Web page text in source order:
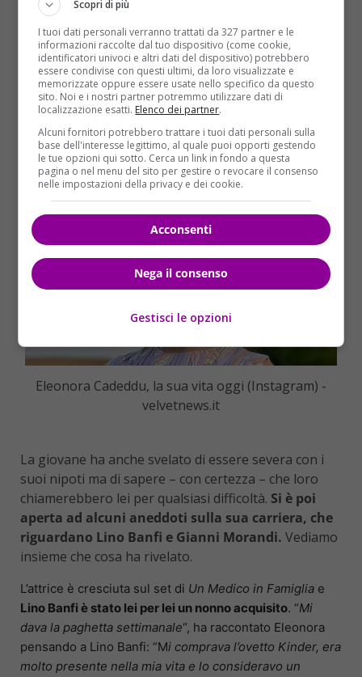
Oggi la Cadeddu ha 27 anni e il suo lavoro
continua ad essere fare l’attrice, insieme ad
insegnare recitazione nelle scuole.Oltre alla sua
attività professionale, frequenta la Facoltà di Lingue
presso l’Università di Roma e ha ben sei nipoti a cui è
molto affezionata. Annuccia, per lei, è “una vecchia
amica” a cui le piacerebbe fare una telefonata, come
ha raccontato lei stessa nel corso di un’intervista
rilasciata per FanPage.
Eleonora Cadeddu, la sua vita oggi (Instagram) -
velvetnews.it
La giovane ha anche svelato di essere severa con i
suoi nipoti ma di sapere – con certezza – che loro
chiamerebbero lei per qualsiasi difficoltà. Si è poi
aperta ad alcuni aneddoti sulla sua carriera, che
riguardano Lino Banfi e Gianni Morandi. Vediamo
insieme che cosa ha rivelato.
L’attrice è cresciuta sul set di Un Medico in Famiglia e
Lino Banfi è stato lei per lei un nonno acquisito. “Mi
dava la paghetta settimanale“, ha raccontato Eleonora
pensando a Lino Banfi: “Mi comprava l’ovetto Kinder, era
molto presente nella mia vita e lo consideravo un
Scopri di più
I tuoi dati personali verranno trattati da 327 partner e le
informazioni raccolte dal tuo dispositivo (come cookie,
identificatori univoci e altri dati del dispositivo) potrebbero
essere condivise con questi ultimi, da loro visualizzate e
memorizzate oppure essere usate nello specifico da questo
sito. Noi e i nostri partner potremmo utilizzare dati di
localizzazione esatti. Elenco dei partner.
Alcuni fornitori potrebbero trattare i tuoi dati personali sulla
base dell'interesse legittimo, al quale puoi opporti gestendo
le tue opzioni qui sotto. Cerca un link in fondo a questa
pagina o nel menu del sito per gestire o revocare il consenso
nelle impostazioni della privacy e dei cookie.
Acconsenti
Nega il consenso
Gestisci le opzioni